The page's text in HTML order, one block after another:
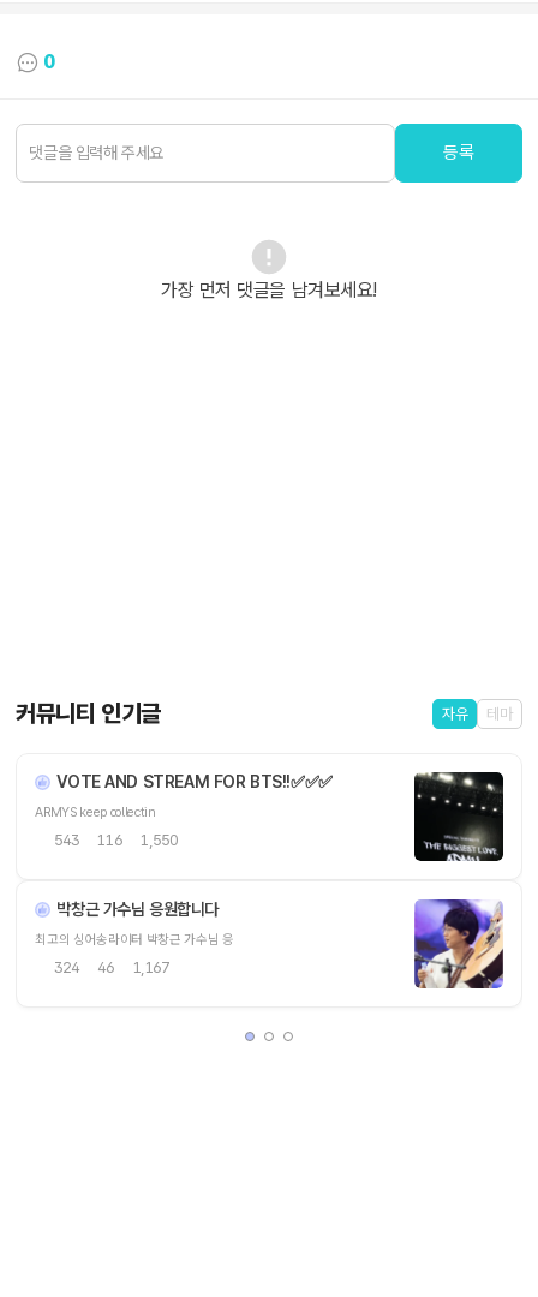
0
등록
가장 먼저 댓글을 남겨보세요!
커뮤니티 인기글 자유 테마
VOTE AND STREAM FOR BTS!!✅️✅️✅
ARMYS keep collectin
543 116 1,550
박창근 가수님 응원합니다
최고의 싱어송라이터 박창근 가수님 응
324 46 1,167